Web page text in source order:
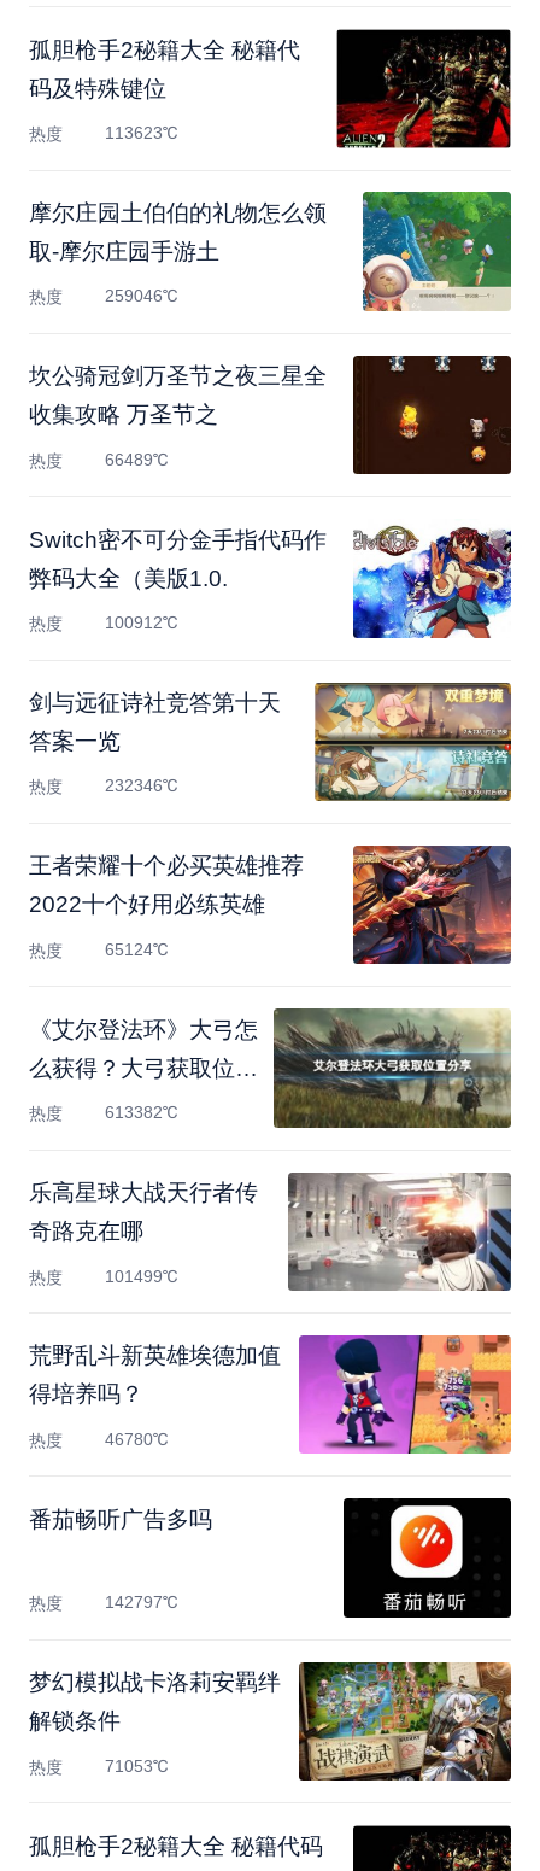
孤胆枪手2秘籍大全 秘籍代
码及特殊键位
热度 113623℃
摩尔庄园土伯伯的礼物怎么领
取-摩尔庄园手游土
热度 259046℃
坎公骑冠剑万圣节之夜三星全
收集攻略 万圣节之
热度 66489℃
Switch密不可分金手指代码作
弊码大全（美版1.0.
热度 100912℃
剑与远征诗社竞答第十天
答案一览
热度 232346℃
王者荣耀十个必买英雄推荐
2022十个好用必练英雄
热度 65124℃
《艾尔登法环》大弓怎
么获得？大弓获取位置
分
热度 613382℃
乐高星球大战天行者传
奇路克在哪
热度 101499℃
荒野乱斗新英雄埃德加值
得培养吗？
热度 46780℃
番茄畅听广告多吗
热度 142797℃
梦幻模拟战卡洛莉安羁绊
解锁条件
热度 71053℃
孤胆枪手2秘籍大全 秘籍代码